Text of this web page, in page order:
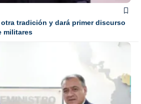
tradición y dará primer discurso
militares